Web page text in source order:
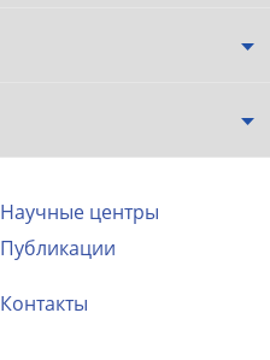
Научные центры
Публикации
Контакты